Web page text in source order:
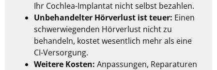
Ihr Cochlea-Implantat nicht selbst bezahlen.
Unbehandelter Hörverlust ist teuer: Einen
schwerwiegenden Hörverlust nicht zu
behandeln, kostet wesentlich mehr als eine
CI-Versorgung.
Weitere Kosten: Anpassungen, Reparaturen